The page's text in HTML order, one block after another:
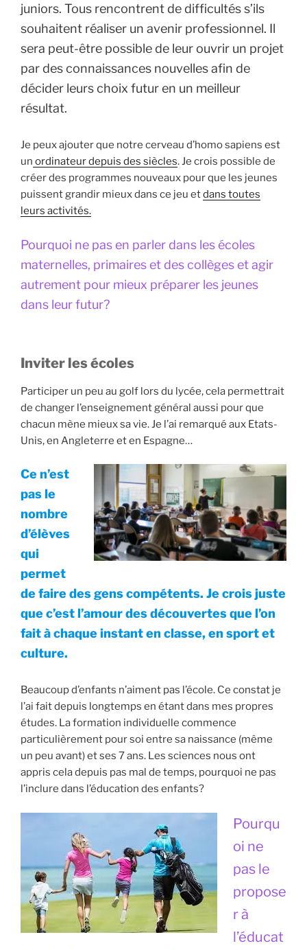
juniors. Tous rencontrent de difficultés s’ils
souhaitent réaliser un avenir professionnel. Il
sera peut-être possible de leur ouvrir un projet
par des connaissances nouvelles afin de
décider leurs choix futur en un meilleur
résultat.
Je peux ajouter que notre cerveau d’homo sapiens est
un ordinateur depuis des siècles. Je crois possible de
créer des programmes nouveaux pour que les jeunes
puissent grandir mieux dans ce jeu etdans toutes
leurs activités.
Pourquoi ne pas en parler dans les écoles
maternelles, primaires et des collèges et agir
autrement pour mieux préparer les jeunes
dans leur futur?
Inviter les écoles
Participer un peu au golf lors du lycée, cela permettrait
de changer l’enseignement général aussi pour que
chacun mène mieux sa vie. Je l’ai remarqué aux Etats-
Unis, en Angleterre et en Espagne…
Ce n’est
pas le
nombre
d’élèves
qui
permet
de faire des gens compétents. Je crois juste
que c’est l’amour des découvertes que l’on
fait à chaque instant en classe, en sport et
culture.
Beaucoup d’enfants n’aiment pas l’école. Ce constat je
l’ai fait depuis longtemps en étant dans mes propres
études. La formation individuelle commence
particulièrement pour soi entre sa naissance (même
un peu avant) et ses 7 ans. Les sciences nous ont
appris cela depuis pas mal de temps, pourquoi ne pas
l’inclure dans l’éducation des enfants?
Pourqu
oi ne
pas le
propose
r à
l’éducat